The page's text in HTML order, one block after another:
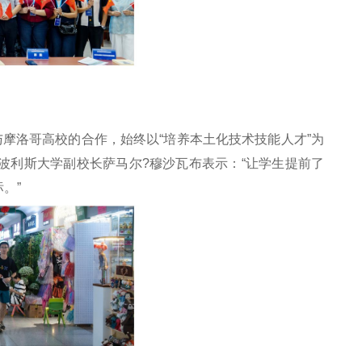
洛哥高校的合作，始终以“培养本土化技术技能人才”为
斯大学副校长萨马尔?穆沙瓦布表示：“让学生提前了
”